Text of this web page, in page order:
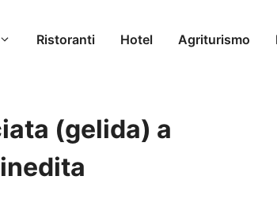
Ristoranti Hotel Agriturismo
(gelida) a